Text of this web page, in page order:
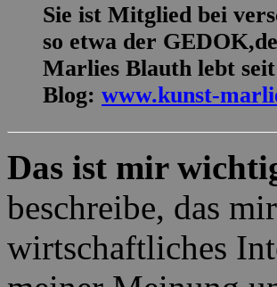
Sie ist Mitglied bei
so etwa der
Marlies Blauth lebt
Blog: www.kunst-
Das ist mir
beschreibe, das
wirtschaftliches